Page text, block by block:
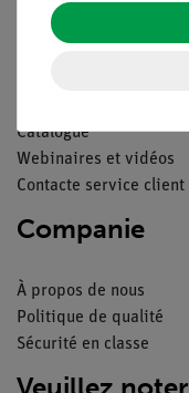
Service
Catalogue
Webinaires et vidéos
Contacte service client
Companie
À propos de nous
Politique de qualité
Sécurité en classe